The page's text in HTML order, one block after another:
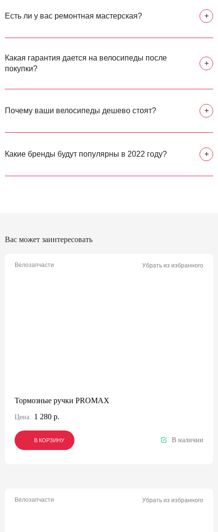
Есть ли у вас ремонтная мастерская? +
Какая гарантия дается на велосипеды после
покупки?
+
Почему ваши велосипеды дешево стоят? +
Какие бренды будут популярны в 2022 году? +
Вас может заинтересовать
Велозапчасти Убрать из избранного
Тормозные ручки PROMAX
Цена: 1 280 р.
В КОРЗИНУ
В КОРЗИНУ
В КОРЗИНУ В наличии
Велозапчасти Убрать из избранного